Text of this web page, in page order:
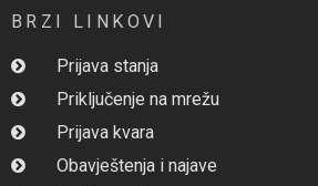
BRZI LINKOVI
Prijava stanja
Priključenje na mrežu
Prijava kvara
Obavještenja i najave